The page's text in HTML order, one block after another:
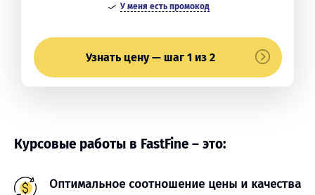
У меня есть промокод
Узнать цену — шаг 1 из 2
Курсовые работы в FastFine – это:
Оптимальное соотношение цены и качества